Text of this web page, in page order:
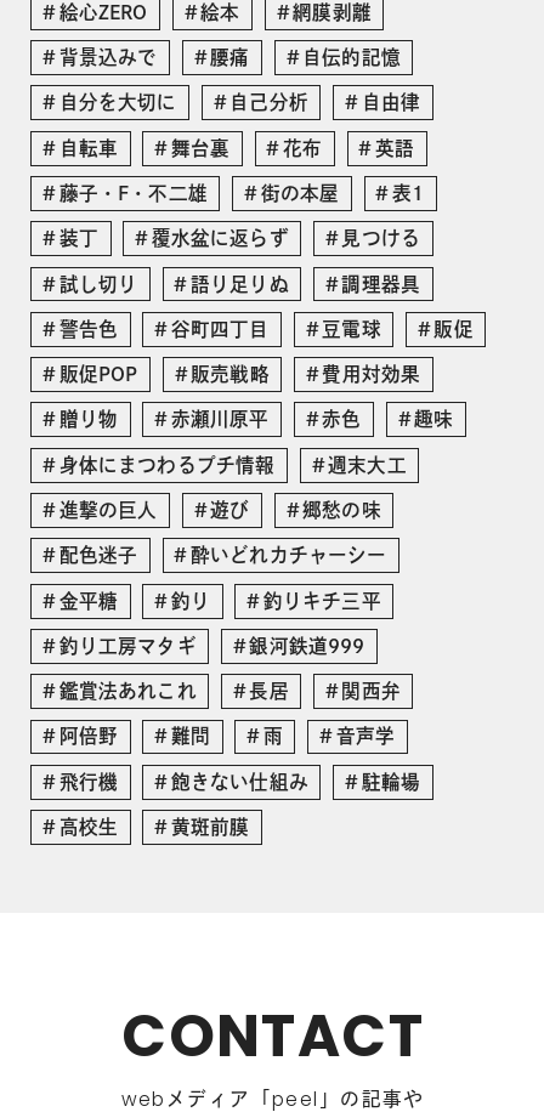
絵心ZERO 絵本 網膜剥離
背景込みで 腰痛 自伝的記憶
自分を大切に 自己分析 自由律
自転車 舞台裏 花布 英語
藤子・F・不二雄 街の本屋 表1
装丁 覆水盆に返らず 見つける
試し切り 語り足りぬ 調理器具
警告色 谷町四丁目 豆電球 販促
販促POP 販売戦略 費用対効果
贈り物 赤瀬川原平 赤色 趣味
身体にまつわるプチ情報 週末大工
進撃の巨人 遊び 郷愁の味
配色迷子 酔いどれカチャーシー
金平糖 釣り 釣りキチ三平
釣り工房マタギ 銀河鉄道999
鑑賞法あれこれ 長居 関西弁
阿倍野 難問 雨 音声学
飛行機 飽きない仕組み 駐輪場
高校生 黄斑前膜
CONTACT
web メディア「 peel
」の記事や